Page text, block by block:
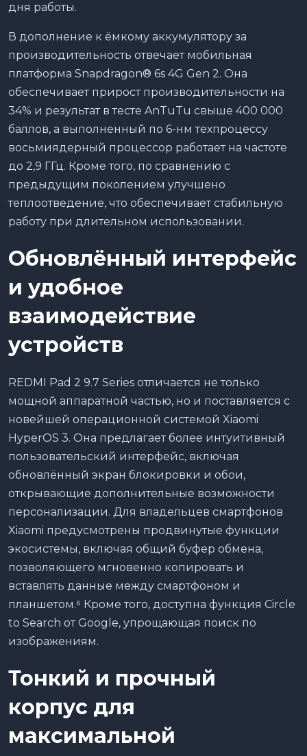
дня работы.
В дополнение к ёмкому аккумулятору за
производительность отвечает мобильная
платформа Snapdragon® 6s 4G Gen 2. Она
обеспечивает прирост производительности на
34% и результат в тесте AnTuTu свыше 400 000
баллов, а выполненный по 6-нм техпроцессу
восьмиядерный процессор работает на частоте
до 2,9 ГГц. Кроме того, по сравнению с
предыдущим поколением улучшено
теплоотведение, что обеспечивает стабильную
работу при длительном использовании.
Обновлённый интерфейс
и удобное
взаимодействие
устройств
REDMI Pad 2 9.7 Series отличается не только
мощной аппаратной частью, но и поставляется с
новейшей операционной системой Xiaomi
HyperOS 3. Она предлагает более интуитивный
пользовательский интерфейс, включая
обновлённый экран блокировки и обои,
открывающие дополнительные возможности
персонализации. Для владельцев смартфонов
Xiaomi предусмотрены продвинутые функции
экосистемы, включая общий буфер обмена,
позволяющего мгновенно копировать и
вставлять данные между смартфоном и
планшетом.⁶ Кроме того, доступна функция Circle
to Search от Google, упрощающая поиск по
изображениям.
Тонкий и прочный
корпус для
максимальной